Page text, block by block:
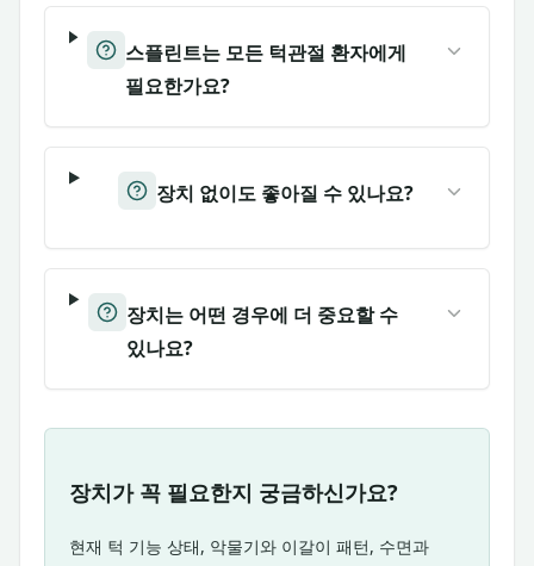
스플린트는 모든 턱관절 환자에게
필요한가요?
장치 없이도 좋아질 수 있나요?
장치는 어떤 경우에 더 중요할 수
있나요?
장치가 꼭 필요한지 궁금하신가요?
현재 턱 기능 상태, 악물기와 이갈이 패턴, 수면과